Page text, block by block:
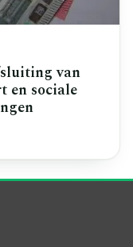
van
en sociale